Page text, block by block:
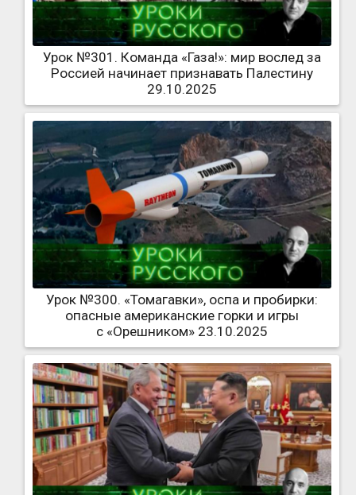
Урок №301. Команда «Газа!»: мир вослед за
Россией начинает признавать Палестину
29.10.2025
Урок №300. «Томагавки», оспа и пробирки:
опасные американские горки и игры
с «Орешником» 23.10.2025